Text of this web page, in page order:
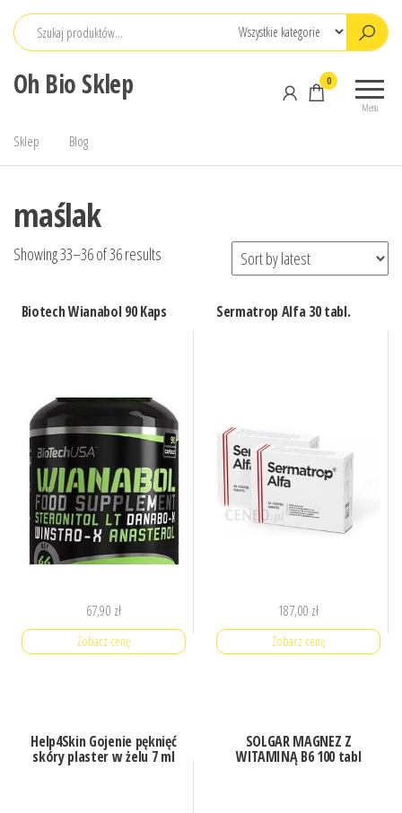
Przejdź
Oh Bio Sklep
Menu
0
Sklep Blog
maślak
Showing 33–36 of 36 results
Biotech Wianabol 90 Kaps
67,90 zł
Zobacz cenę
Sermatrop Alfa 30 tabl.
187,00 zł
Zobacz cenę
Help4Skin Gojenie pęknięć
skóry plaster w żelu 7 ml
SOLGAR MAGNEZ Z
WITAMINĄ B6 100 tabl